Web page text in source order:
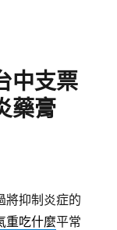
中支票
藥膏
將抑制炎症的
重吃什麼平常